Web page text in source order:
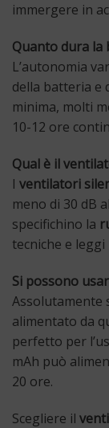
immergere in
Quanto dura la
L’autonomia
della batteria e
minima, molti
10-12 ore
Qual è il
I ventilatori
meno di 30 dB
specifichino la
tecniche e
Si possono
Assolutamente
alimentato da
perfetto per
mAh può
20 ore.
Scegliere il